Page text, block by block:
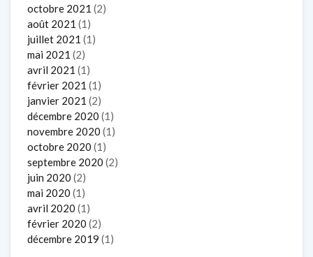
octobre 2021 (2)
août 2021 (1)
juillet 2021 (1)
mai 2021 (2)
avril 2021 (1)
février 2021 (1)
janvier 2021 (2)
décembre 2020 (1)
novembre 2020 (1)
octobre 2020 (1)
septembre 2020 (2)
juin 2020 (2)
mai 2020 (1)
avril 2020 (1)
février 2020 (2)
décembre 2019 (1)